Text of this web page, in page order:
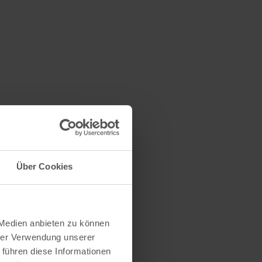
Über Cookies
anbieten zu können
Verwendung unserer
diese Informationen